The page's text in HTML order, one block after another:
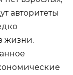
авторитеты
жизни.